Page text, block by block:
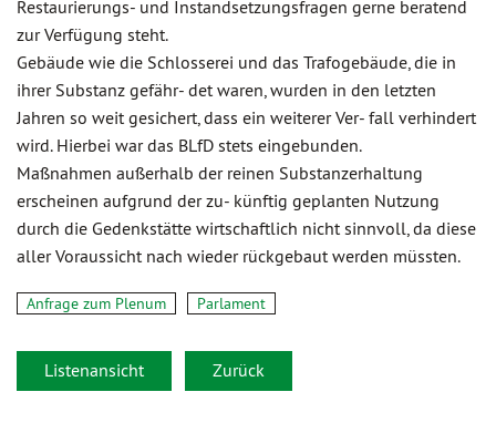
Restaurierungs- und Instandsetzungsfragen gerne beratend
zur Verfügung steht.
Gebäude wie die Schlosserei und das Trafogebäude, die in
ihrer Substanz gefähr- det waren, wurden in den letzten
Jahren so weit gesichert, dass ein weiterer Ver- fall verhindert
wird. Hierbei war das BLfD stets eingebunden.
Maßnahmen außerhalb der reinen Substanzerhaltung
erscheinen aufgrund der zu- künftig geplanten Nutzung
durch die Gedenkstätte wirtschaftlich nicht sinnvoll, da diese
aller Voraussicht nach wieder rückgebaut werden müssten.
Anfrage zum Plenum Parlament
Listenansicht Zurück